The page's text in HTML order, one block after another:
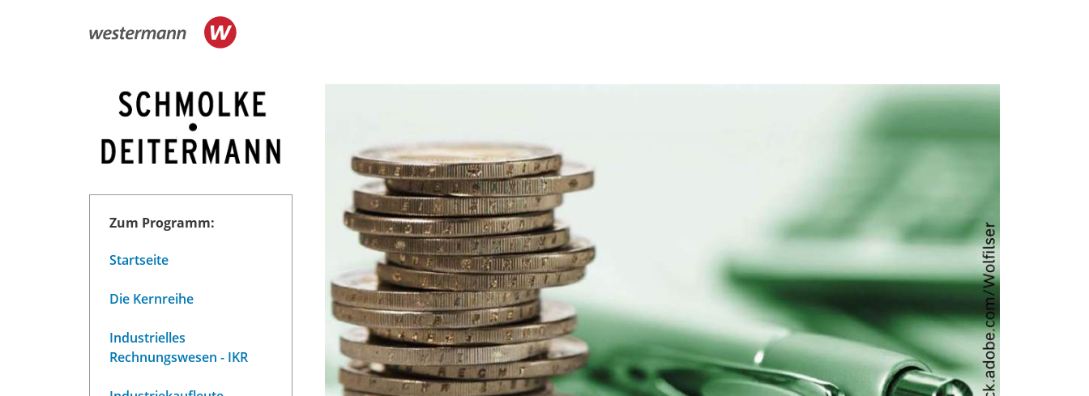
Zum Programm:
Startseite
Die Kernreihe
Industrielles
Rechnungswesen - IKR